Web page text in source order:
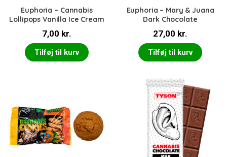
Euphoria – Cannabis
Lollipops Vanilla Ice Cream
7,00 kr.
Tilføj til kurv
Euphoria – Mary & Juana
Dark Chocolate
27,00 kr.
Tilføj til kurv